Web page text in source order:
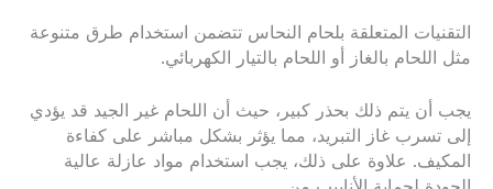
التقنيات المتعلقة بلحام النحاس تتضمن استخدام طرق متنوعة
مثل اللحام بالغاز أو اللحام بالتيار الكهربائي.
يجب أن يتم ذلك بحذر كبير، حيث أن اللحام غير الجيد قد يؤدي
إلى تسرب غاز التبريد، مما يؤثر بشكل مباشر على كفاءة
المكيف. علاوة على ذلك، يجب استخدام مواد عازلة عالية